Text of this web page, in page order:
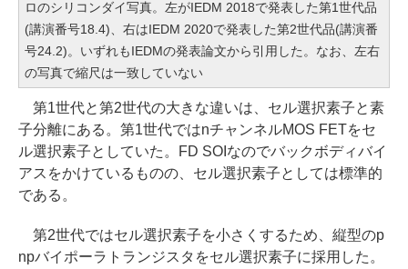
ロのシリコンダイ写真。左がIEDM 2018で発表した第1世代品
(講演番号18.4)、右はIEDM 2020で発表した第2世代品(講演番
号24.2)。いずれもIEDMの発表論文から引用した。なお、左右
の写真で縮尺は一致していない
第1世代と第2世代の大きな違いは、セル選択素子と素
子分離にある。第1世代ではnチャンネルMOS FETをセ
ル選択素子としていた。FD SOIなのでバックボディバイ
アスをかけているものの、セル選択素子としては標準的
である。
第2世代ではセル選択素子を小さくするため、縦型のp
npバイポーラトランジスタをセル選択素子に採用した。